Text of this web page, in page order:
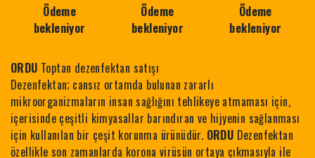
Ödeme
bekleniyor
Ödeme
bekleniyor
Ödeme
bekleniyor
ORDU Toptan dezenfektan satışı
Dezenfektan; cansız ortamda bulunan zararlı
mikroorganizmaların insan sağlığını tehlikeye atmaması için,
içerisinde çeşitli kimyasallar barındıran ve hijyenin sağlanması
için kullanılan bir çeşit korunma ürünüdür. ORDU Dezenfektan
özellikle son zamanlarda korona virüsün ortaya çıkmasıyla ile